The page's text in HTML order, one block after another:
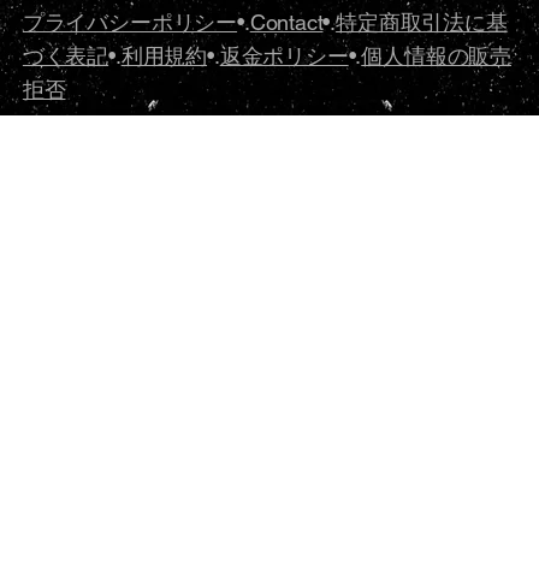
プライバシーポリシー•.Contact•.特定商取引法に基
づく表記•.利用規約•.返金ポリシー•.個人情報の販売
拒否